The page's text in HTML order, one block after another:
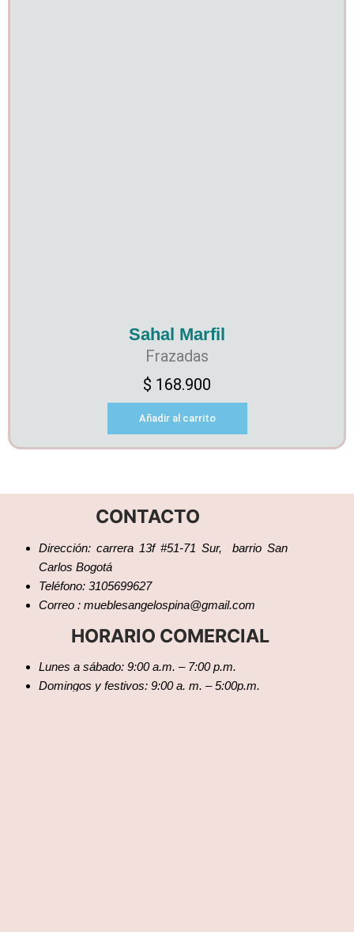
Sahal Marfil
Frazadas
$ 168.900
Añadir al carrito
CONTACTO
Dirección: carrera 13f #51-71 Sur, barrio San
Carlos Bogotá
Teléfono: 3105699627
Correo : mueblesangelospina@gmail.com
HORARIO COMERCIAL
Lunes a sábado: 9:00 a.m. – 7:00 p.m.
Domingos y festivos: 9:00 a. m. – 5:00p.m.